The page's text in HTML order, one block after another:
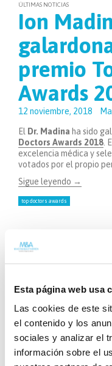
Esta página web usa
Las cookies de este
el contenido y los
sociales y analizar el
información sobre el
ÚLTIMAS NOTICIAS
Ion
premio
Awards
12 noviembre, 2018
El Dr. Madina ha sido
Doctors Awards 2018 .
excelencia médica y
votados por el propio
Sigue leyendo →
top doctors awards
ENTREVISTAS,INCONTINENCIA
grados,
cómo
10 noviembre, 2018